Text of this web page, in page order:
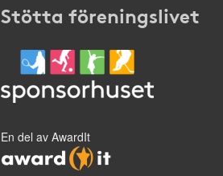
Stötta föreningslivet
En del av AwardIt